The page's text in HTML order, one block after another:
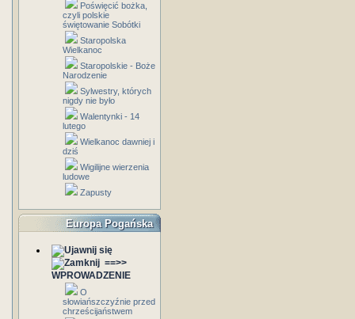
Poświęcić bożka,
czyli polskie
świętowanie Sobótki
Staropolska
Wielkanoc
Staropolskie - Boże
Narodzenie
Sylwestry, których
nigdy nie było
Walentynki - 14
lutego
Wielkanoc dawniej i
dziś
Wigilijne wierzenia
ludowe
Zapusty
Europa Pogańska
==>>
WPROWADZENIE
O
słowiańszczyźnie przed
chrześcijaństwem